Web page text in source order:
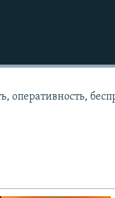
оперативность,